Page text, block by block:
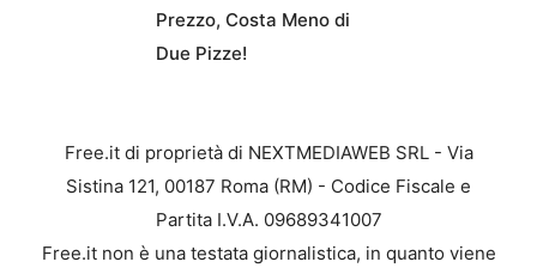
Prezzo, Costa Meno di
Due Pizze!
Free.it di proprietà di NEXTMEDIAWEB SRL - Via
Sistina 121, 00187 Roma (RM) - Codice Fiscale e
Partita I.V.A. 09689341007
Free.it non è una testata giornalistica, in quanto viene